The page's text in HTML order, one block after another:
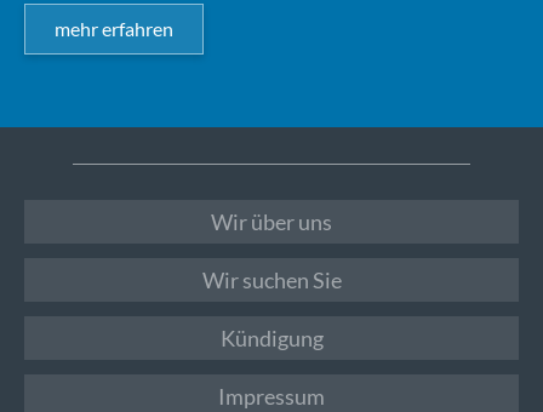
mehr erfahren
Wir über uns
Wir suchen Sie
Kündigung
Impressum